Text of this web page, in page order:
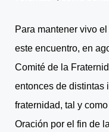
Para mantener vivo
este encuentro, en
Comité de la
entonces de distintas
fraternidad, tal y
Oración por el fin de